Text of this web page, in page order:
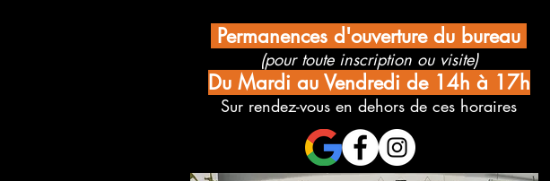
Permanences d'ouverture du bureau
(pour toute inscription ou visite)
Du Mardi au Vendredi de 14h à 17h
Sur rendez-vous en dehors de ces horaires